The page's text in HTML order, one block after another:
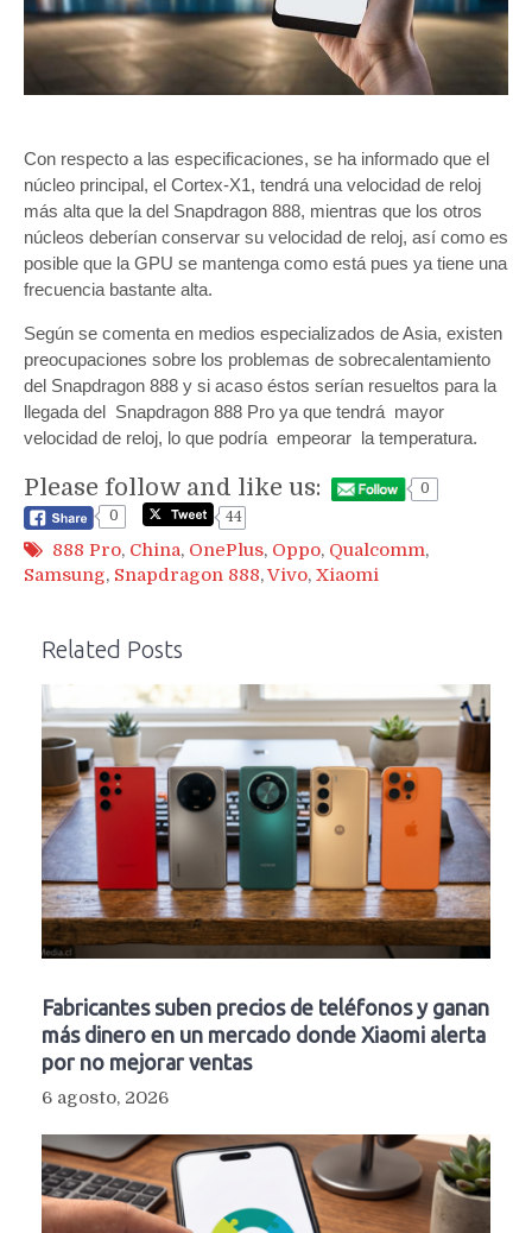
Con respecto a las especificaciones, se ha informado que el
núcleo principal, el Cortex-X1, tendrá una velocidad de reloj
más alta que la del Snapdragon 888, mientras que los otros
núcleos deberían conservar su velocidad de reloj, así como es
posible que la GPU se mantenga como está pues ya tiene una
frecuencia bastante alta.
Según se comenta en medios especializados de Asia, existen
preocupaciones sobre los problemas de sobrecalentamiento
del Snapdragon 888 y si acaso éstos serían resueltos para la
llegada del Snapdragon 888 Pro ya que tendrá mayor
velocidad de reloj, lo que podría empeorar la temperatura.
Please follow and like us:
0
0
44
888 Pro, China, OnePlus, Oppo, Qualcomm,
Samsung, Snapdragon 888,Vivo, Xiaomi
Related Posts
Fabricantes suben precios de teléfonos y ganan
más dinero en un mercado donde Xiaomi alerta
por no mejorar ventas
6 agosto, 2026